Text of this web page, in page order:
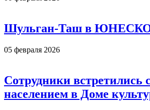
Шульган-Таш в
05 февраля 2026
Сотрудники встретились
населением в Доме